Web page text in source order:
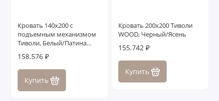
Кровать 140x200 с
подъемным механизмом
Тиволи, Белый/Патина
158.576 ₽
Купить
Кровать 200x200 Тиволи
WOOD, Черный/Ясень
155.742 ₽
Купить